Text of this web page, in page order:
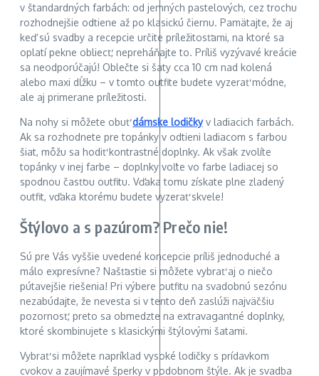
v štandardných farbách: od jemných pastelových, cez trochu
rozhodnejšie odtiene až po klasickú čiernu. Pamätajte, že aj
keď sú svadby a recepcie určite príležitosťami, na ktoré sa
oplatí pekne obliecť, nepreháňajte to. Príliš vyzývavé kreácie
sa neodporúčajú! Oblečte si šaty cca 10 cm nad kolená
alebo maxi dĺžku – v tomto outfite budete vyzerať módne,
ale aj primerane príležitosti.
Na nohy si môžete obuťdámske lodičkyv ladiacich farbách.
Ak sa rozhodnete pre topánky v odtieni ladiacom s farbou
šiat, môžu sa hodiť kontrastné doplnky. Ak však zvolíte
topánky v inej farbe – doplnky voľte vo farbe ladiacej so
spodnou časťou outfitu. Vďaka tomu získate plne zladený
outfit, vďaka ktorému budete vyzerať skvele!
Štýlovo a s pazúrom? Prečo nie!
Sú pre Vás vyššie uvedené koncepcie príliš jednoduché a
málo expresívne? Našťastie si môžete vybrať aj o niečo
pútavejšie riešenia! Pri výbere outfitu na svadobnú sezónu
nezabúdajte, že nevesta si v tento deň zaslúži najväčšiu
pozornosť, preto sa obmedzte na extravagantné doplnky,
ktoré skombinujete s klasickými štýlovými šatami.
Vybrať si môžete napríklad vysoké lodičky s prídavkom
cvokov a zaujímavé šperky v podobnom štýle. Ak je svadba